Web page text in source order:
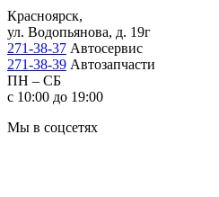
Красноярск,
ул. Водопьянова, д. 19г
271-38-37 Автосервис
271-38-39 Автозапчасти
ПН – СБ
с 10:00 до 19:00
Мы в соцсетях